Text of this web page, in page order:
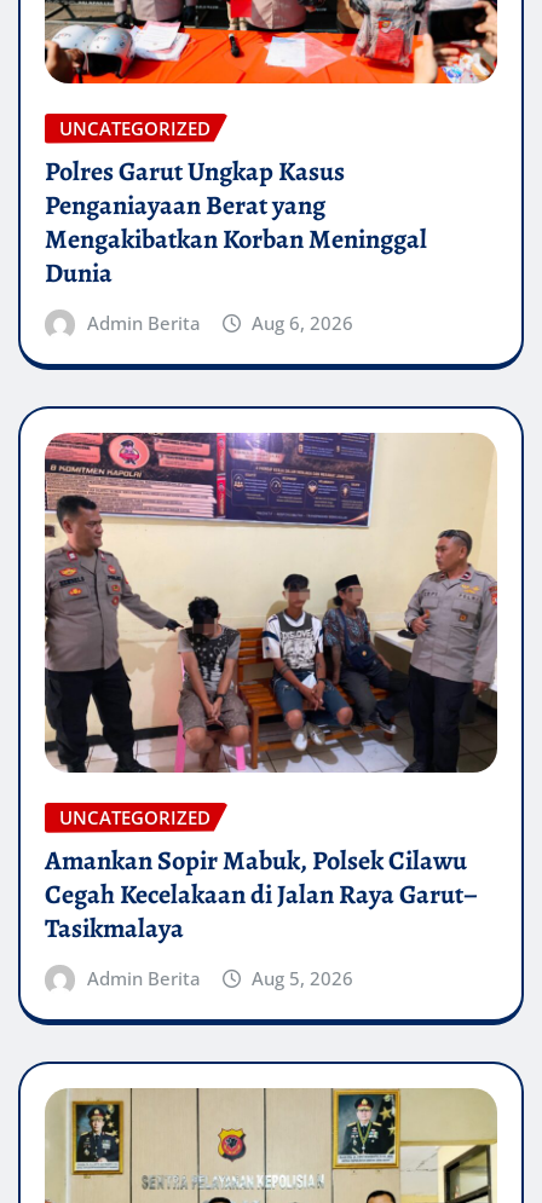
UNCATEGORIZED
Polres Garut Ungkap Kasus
Penganiayaan Berat yang
Mengakibatkan Korban Meninggal
Dunia
Admin Berita Aug 6, 2026
UNCATEGORIZED
Amankan Sopir Mabuk, Polsek Cilawu
Cegah Kecelakaan di Jalan Raya Garut–
Tasikmalaya
Admin Berita Aug 5, 2026